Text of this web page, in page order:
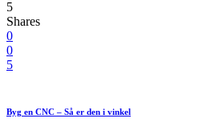
5
Shares
0
0
5
Byg en CNC – Så er den i vinkel